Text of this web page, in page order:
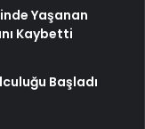
Yaşanan
Kaybetti
Başladı